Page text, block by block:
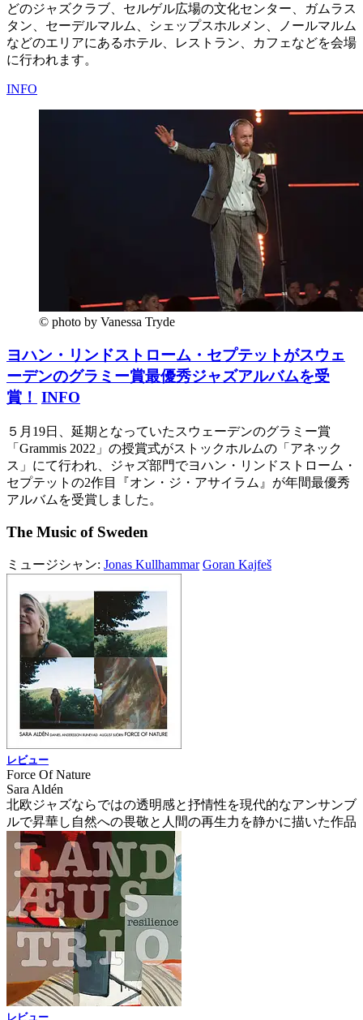
どのジャズクラブ、セルゲル広場の文化センター、ガムラス
タン、セーデルマルム、シェップスホルメン、ノールマルム
などのエリアにあるホテル、レストラン、カフェなどを会場
に行われます。
INFO
© photo by Vanessa Tryde
ヨハン・リンドストローム・セプテットがスウェ
ーデンのグラミー賞最優秀ジャズアルバムを受
賞！ INFO
５月19日、延期となっていたスウェーデンのグラミー賞
「Grammis 2022」の授賞式がストックホルムの「アネック
ス」にて行われ、ジャズ部門でヨハン・リンドストローム・
セプテットの2作目『オン・ジ・アサイラム』が年間最優秀
アルバムを受賞しました。
The Music of Sweden
ミュージシャン: Jonas Kullhammar Goran Kajfeš
レビュー
Force Of Nature
Sara Aldén
北欧ジャズならではの透明感と抒情性を現代的なアンサンブ
ルで昇華し自然への畏敬と人間の再生力を静かに描いた作品
レビュー